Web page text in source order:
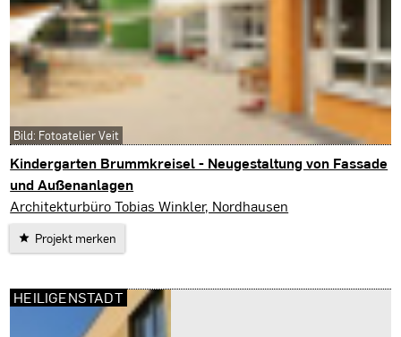
Kindergarten Brummkreisel - Neugestaltung von Fassade
und Außenanlagen
Nordhausen
Architekturbüro Tobias Winkler, Nordhausen
Projekt merken
Bild: Fotoatelier Veit
HEILIGENSTADT